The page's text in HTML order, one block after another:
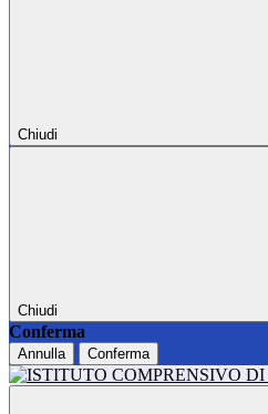
Chiudi
Chiudi
Conferma
Annulla Conferma